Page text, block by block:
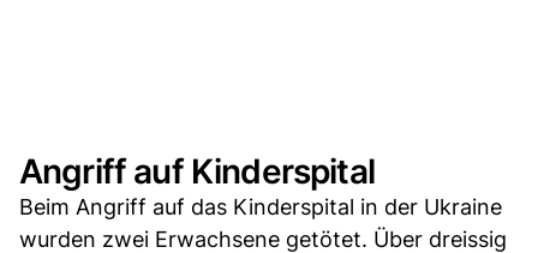
Angriff auf Kinderspital
Beim Angriff auf das Kinderspital in der Ukraine
wurden zwei Erwachsene getötet. Über dreissig